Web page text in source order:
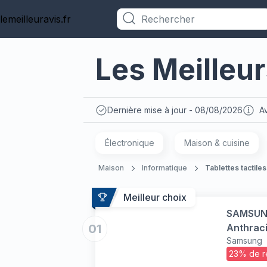
lemeilleuravis.fr Catégories
Les
Dernière mise à jour - 08/08/2026
Électronique Maison & cuisine
Maison Informatique Tablettes tactiles
Meilleur choix
01
Samsung
23% de